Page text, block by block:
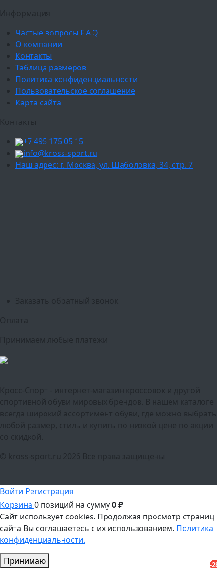
-
-
-
-
Информация
Частые вопросы F.A.Q.
О компании
Контакты
Таблица размеров
Политика конфиденциальности
Пользовательское соглашение
Карта сайта
Контакты
+7 495 175 05 15
info@kross-sport.ru
Наш адрес: г. Москва, ул. Шаболовка, 34, стр. 7
Заказать обратный звонок
Оплата
Принимаем любые платежи
Кросс-Спорт - интернет-магазин кроссовок и другой
спортивной обуви мировых брендов. В нашем каталоге
всегда широкий ассортимент обуви, где можно выбрать
любой размер, стиль и купить по низкой цене по акции
со скидкой.
© kross-sport.ru
2026 Все права защищены
Войти Регистрация
Корзина 0 позиций на сумму0 ₽
Сайт использует cookies. Продолжая просмотр страниц
сайта Вы соглашаетесь с их использованием. Политика
конфиденциальности.
Принимаю